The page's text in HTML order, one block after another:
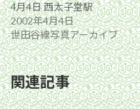
4月4日 西太子堂駅
2002年4月4日
世田谷線写真アーカイブ
関連記事